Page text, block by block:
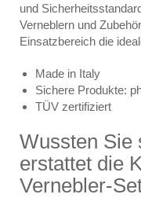
und
Verneblern und
Einsatzbereich die
Made in Italy
Sichere Produkte:
TÜV zertifiziert
Wussten Sie
erstattet die
Vernebler-